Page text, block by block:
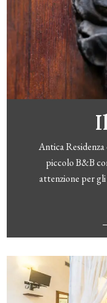
Antica
piccolo B&B
attenzione per gli